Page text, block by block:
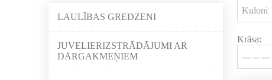
LAULĪBAS GREDZENI
JUVELIERIZSTRĀDĀJUMI AR
DĀRGAKMEŅIEM
Krāsa: